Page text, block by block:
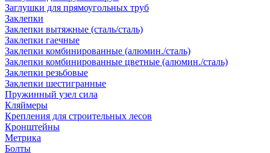
Заглушки для прямоугольных труб
Заклепки
Заклепки вытяжные (сталь/сталь)
Заклепки гаечные
Заклепки комбинированные (алюмин./сталь)
Заклепки комбинированные цветные (алюмин./сталь)
Заклепки резьбовые
Заклепки шестигранные
Пружинный узел сила
Кляймеры
Крепления для строительных лесов
Кронштейны
Метрика
Болты